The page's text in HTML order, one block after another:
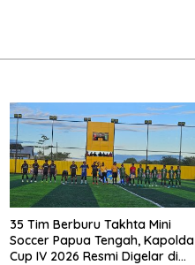
35 Tim Berburu Takhta Mini
Soccer Papua Tengah, Kapolda
Cup IV 2026 Resmi Digelar di